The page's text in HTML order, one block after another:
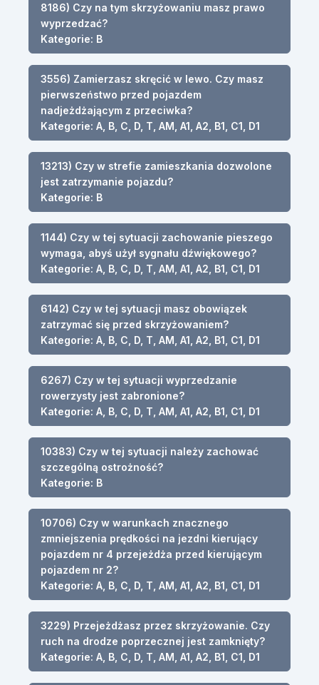
8186) Czy na tym skrzyżowaniu masz prawo
wyprzedzać?
Kategorie: B
3556) Zamierzasz skręcić w lewo. Czy masz
pierwszeństwo przed pojazdem
nadjeżdżającym z przeciwka?
Kategorie: A, B, C, D, T, AM, A1, A2, B1, C1, D1
13213) Czy w strefie zamieszkania dozwolone
jest zatrzymanie pojazdu?
Kategorie: B
1144) Czy w tej sytuacji zachowanie pieszego
wymaga, abyś użył sygnału dźwiękowego?
Kategorie: A, B, C, D, T, AM, A1, A2, B1, C1, D1
6142) Czy w tej sytuacji masz obowiązek
zatrzymać się przed skrzyżowaniem?
Kategorie: A, B, C, D, T, AM, A1, A2, B1, C1, D1
6267) Czy w tej sytuacji wyprzedzanie
rowerzysty jest zabronione?
Kategorie: A, B, C, D, T, AM, A1, A2, B1, C1, D1
10383) Czy w tej sytuacji należy zachować
szczególną ostrożność?
Kategorie: B
10706) Czy w warunkach znacznego
zmniejszenia prędkości na jezdni kierujący
pojazdem nr 4 przejeżdża przed kierującym
pojazdem nr 2?
Kategorie: A, B, C, D, T, AM, A1, A2, B1, C1, D1
3229) Przejeżdżasz przez skrzyżowanie. Czy
ruch na drodze poprzecznej jest zamknięty?
Kategorie: A, B, C, D, T, AM, A1, A2, B1, C1, D1